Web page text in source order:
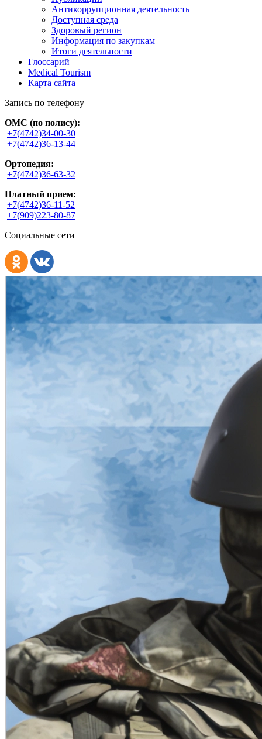
Антикоррупционная деятельность
Доступная среда
Здоровый регион
Информация по закупкам
Итоги деятельности
Глоссарий
Medical Tourism
Карта сайта
Запись по телефону
ОМС (по полису):
+7(4742)34-00-30
+7(4742)36-13-44
Ортопедия:
+7(4742)36-63-32
Платный прием:
+7(4742)36-11-52
+7(909)223-80-87
Социальные сети